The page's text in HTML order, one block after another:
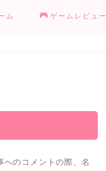
ム ゲームレビュー
へのコメントの際、名